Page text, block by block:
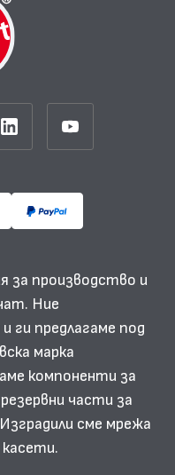
за производство и
Ние
ги предлагаме под
марка
компоненти за
части за
сме мрежа
касети.